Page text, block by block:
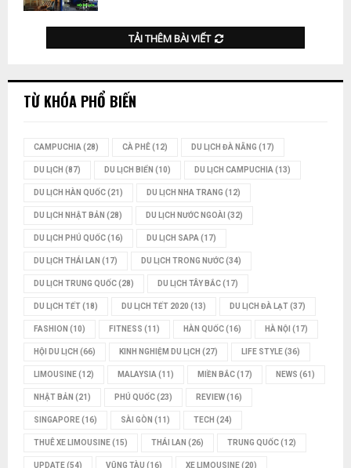
TẢI THÊM BÀI VIẾT
TỪ KHÓA PHỔ BIẾN
CAMPUCHIA (28) CÀ PHÊ(12) DU LỊCH ĐÀ NẴNG (17)
DU LỊCH (87) DU LỊCH BIỂN (10) DU LỊCH CAMPUCHIA (13)
DU LỊCH HÀN QUỐC(21) DU LỊCH NHA TRANG (12)
DU LỊCH NHẬT BẢN (28) DU LỊCH NƯỚC NGOÀI (32)
DU LỊCH PHÚ QUỐC(16) DU LỊCH SAPA (17)
DU LỊCH THÁI LAN (17) DU LỊCH TRONG NƯỚC(34)
DU LỊCH TRUNG QUỐC(28) DU LỊCH TÂY BẮC(17)
DU LỊCH TẾT(18) DU LỊCH TẾT 2020 (13) DU LỊCH ĐÀ LẠT(37)
FASHION (10) FITNESS (11) HÀN QUỐC(16) HÀ NỘI (17)
HỘI DU LỊCH (66) KINH NGHIỆM DU LỊCH (27) LIFE STYLE(36)
LIMOUSINE(12) MALAYSIA (11) MIỀN BẮC(17) NEWS (61)
NHẬT BẢN (21) PHÚ QUỐC(23) REVIEW(16)
SINGAPORE(16) SÀI GÒN (11) TECH (24)
THUÊ XE LIMOUSINE(15) THÁI LAN (26) TRUNG QUỐC(12)
UPDATE(54) VŨNG TÀU (16) XE LIMOUSINE(20)